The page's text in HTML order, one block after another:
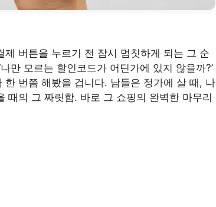
버튼을 누르기 전 잠시 멈칫하게 되는 그 순
만 모르는 할인코드가 어딘가에 있지 않을까?’
번쯤 해봤을 겁니다. 남들은 정가에 살 때, 나
때의 그 짜릿함. 바로 그 쇼핑의 완벽한 마무리